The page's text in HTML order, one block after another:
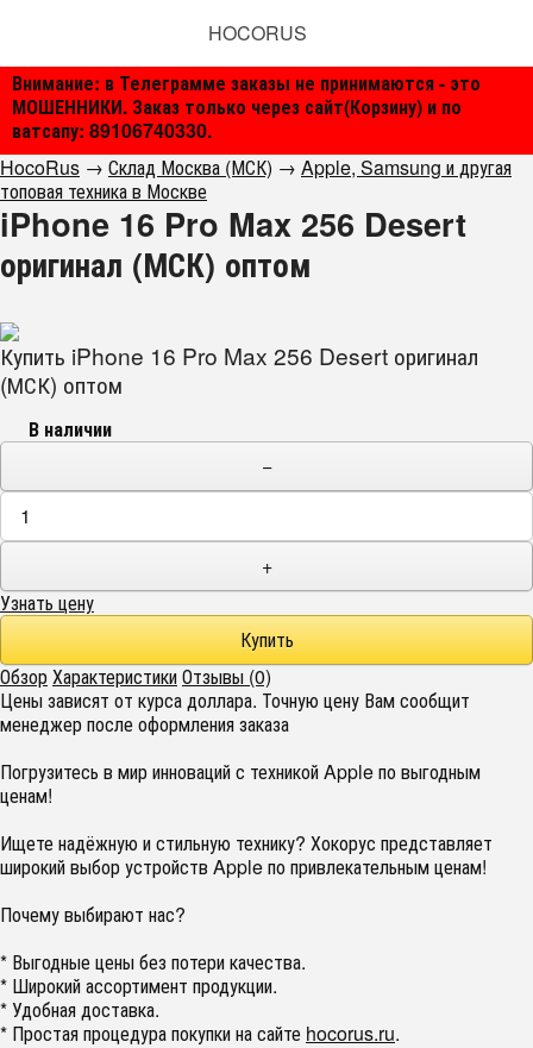
Внимание: в Телеграмме заказы не принимаются - это
МОШЕННИКИ. Заказ только через сайт(Корзину) и по
ватсапу: 89106740330.
HOCORUS
HocoRus → Склад Москва (МСК) → Apple, Samsung и другая
топовая техника в Москве
iPhone 16 Pro Max 256 Desert
оригинал (МСК) оптом
Купить iPhone 16 Pro Max 256 Desert оригинал
(МСК) оптом
В наличии
−
+
Узнать цену
ОбзорХарактеристикиОтзывы (0)
Цены зависят от курса доллара. Точную цену Вам сообщит
менеджер после оформления заказа
Погрузитесь в мир инноваций с техникой Apple по выгодным
ценам!
Ищете надёжную и стильную технику? Хокорус представляет
широкий выбор устройств Apple по привлекательным ценам!
Почему выбирают нас?
* Выгодные цены без потери качества.
* Широкий ассортимент продукции.
* Удобная доставка.
* Простая процедура покупки на сайте hocorus.ru.